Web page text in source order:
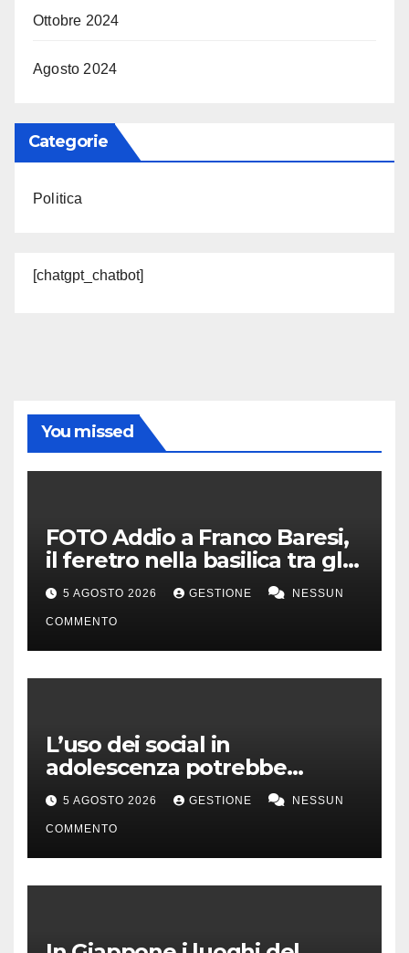
Ottobre 2024
Agosto 2024
Categorie
Politica
[chatgpt_chatbot]
You missed
FOTO Addio a Franco Baresi,
il feretro nella basilica tra gli
applausi e il coro “c’è solo un
capitano”
5 AGOSTO 2026 GESTIONE NESSUN
COMMENTO
L’uso dei social in
adolescenza potrebbe
incidere sui voti a scuola
5 AGOSTO 2026 GESTIONE NESSUN
COMMENTO